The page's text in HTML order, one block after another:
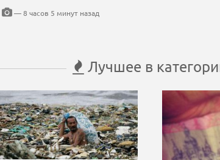
— 8 часов 5 минут назад
Лучшее в